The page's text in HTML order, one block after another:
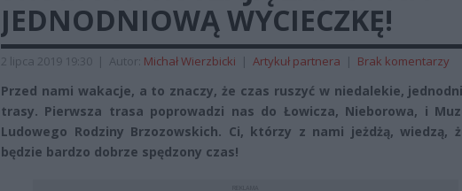
JEDNODNIOWĄ WYCIECZKĘ!
2 lipca 2019 19:30 | Autor: Michał Wierzbicki | Artykuł partnera | Brak komentarzy
Przed nami wakacje, a to znaczy, że czas ruszyć w niedalekie,
trasy. Pierwsza trasa poprowadzi nas do Łowicza, Nieborowa, i
Ludowego Rodziny Brzozowskich. Ci, którzy z nami jeżdżą, wiedzą,
będzie bardzo dobrze spędzony czas!